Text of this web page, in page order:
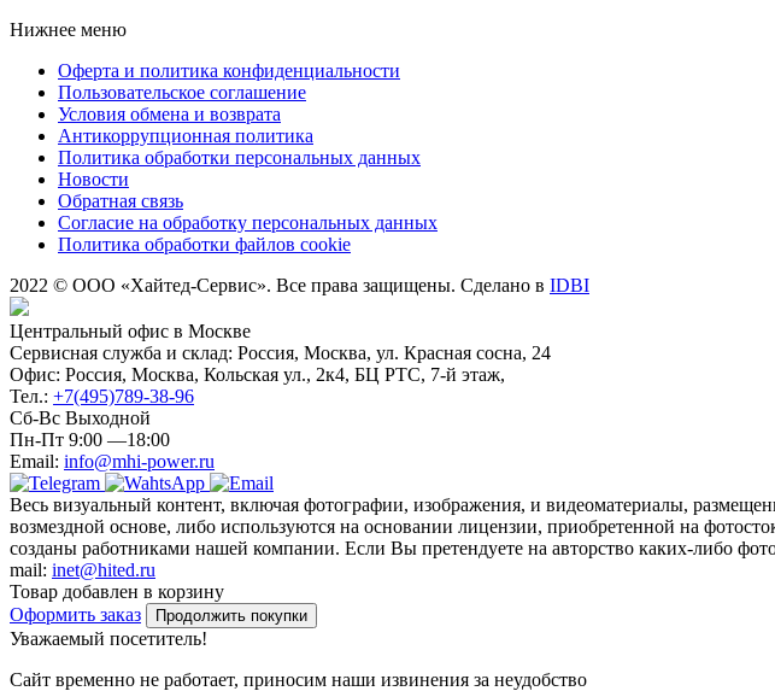
Нижнее меню
Оферта и политика конфиденциальности
Пользовательское соглашение
Условия обмена и возврата
Антикоррупционная политика
Политика обработки персональных данных
Новости
Обратная связь
Согласие на обработку персональных данных
Политика обработки файлов cookie
2022 © ООО «Хайтед-Сервис». Все права защищены. Сделано в IDBI
Центральный офис в Москве
Сервисная служба и склад: Россия, Москва, ул. Красная сосна, 24
Офис: Россия, Москва, Кольская ул., 2к4, БЦ РТС, 7-й этаж,
Тел.: +7(495)789-38-96
Сб-Вс Выходной
Пн-Пт 9:00 —18:00
Email: info@mhi-power.ru
Весь визуальный контент, включая фотографии, изображения, и видеоматериалы,
возмездной основе, либо используются на основании лицензии, приобретенной на
созданы работниками нашей компании. Если Вы претендуете на авторство каких-либо
mail: inet@hited.ru
Товар добавлен в корзину
Оформить заказ
Продолжить покупки
Уважаемый посетитель!
Сайт временно не работает, приносим наши извинения за неудобство